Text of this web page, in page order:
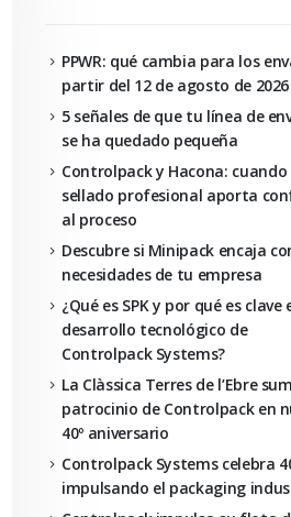
PPWR: qué cambia para los
partir del 12 de agosto de 2026
5 señales de que tu línea de
se ha quedado pequeña
Controlpack y Hacona: cuando
sellado profesional aporta
al proceso
Descubre si Minipack encaja
necesidades de tu empresa
¿Qué es SPK y por qué es clave
desarrollo tecnológico de
Controlpack Systems?
La Clàssica Terres de l’Ebre
patrocinio de Controlpack en
40º aniversario
Controlpack Systems celebra
impulsando el packaging